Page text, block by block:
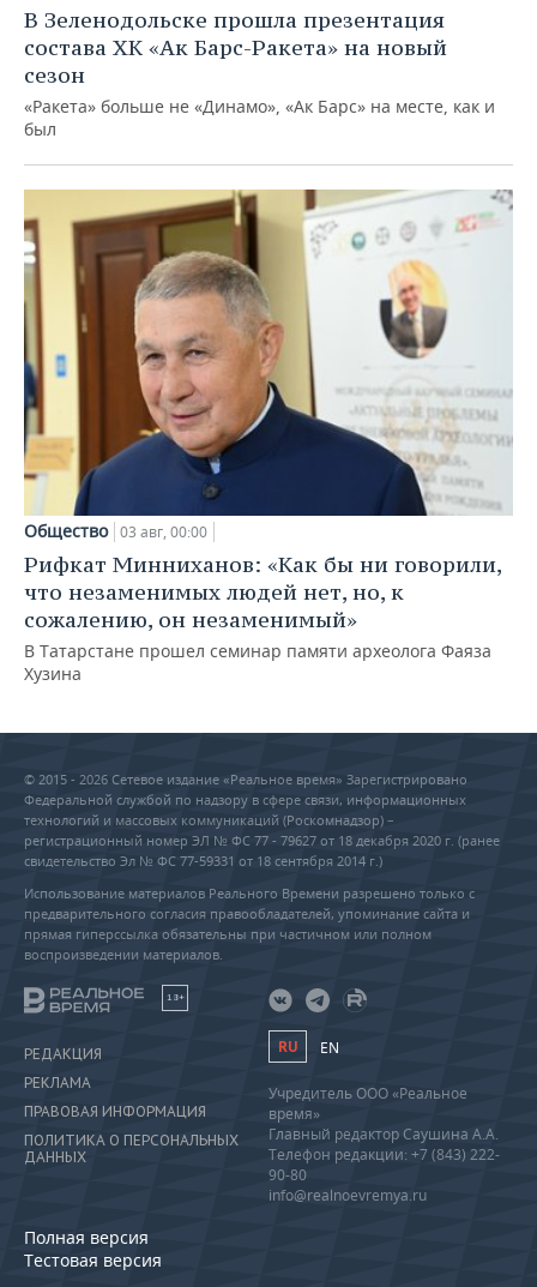
В Зеленодольске прошла презентация
состава ХК «Ак Барс-Ракета» на новый
сезон
«Ракета» больше не «Динамо», «Ак Барс» на месте, как и
был
Общество 03 авг, 00:00
Рифкат Минниханов: «Как бы ни говорили,
что незаменимых людей нет, но, к
сожалению, он незаменимый»
В Татарстане прошел семинар памяти археолога Фаяза
Хузина
© 2015 - 2026 Сетевое издание «Реальное время» Зарегистрировано
Федеральной службой по надзору в сфере связи, информационных
технологий и массовых коммуникаций (Роскомнадзор) –
регистрационный номер ЭЛ № ФС 77 - 79627 от 18 декабря 2020 г. (ранее
свидетельство Эл № ФС 77-59331 от 18 сентября 2014 г.)
Использование материалов Реального Времени разрешено только с
предварительного согласия правообладателей, упоминание сайта и
прямая гиперссылка обязательны при частичном или полном
воспроизведении материалов.
18+
РЕДАКЦИЯ
РЕКЛАМА
ПРАВОВАЯ ИНФОРМАЦИЯ
ПОЛИТИКА О ПЕРСОНАЛЬНЫХ
ДАННЫХ
Полная версия
Тестовая версия
RU EN
Учредитель ООО «Реальное
время»
Главный редактор Саушина А.А.
Телефон редакции: +7 (843) 222-
90-80
info@realnoevremya.ru